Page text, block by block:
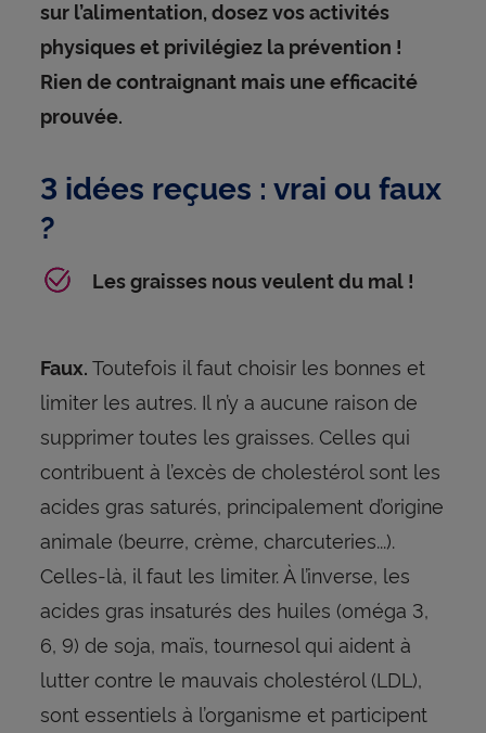
sur l’alimentation, dosez vos activités
physiques et privilégiez la prévention !
Rien de contraignant mais une efficacité
prouvée.
3 idées reçues : vrai ou faux
?
Les graisses nous veulent du mal !
Faux. Toutefois il faut choisir les bonnes et
limiter les autres. Il n’y a aucune raison de
supprimer toutes les graisses. Celles qui
contribuent à l’excès de cholestérol sont les
acides gras saturés, principalement d’origine
animale (beurre, crème, charcuteries...).
Celles-là, il faut les limiter. À l’inverse, les
acides gras insaturés des huiles (oméga 3,
6, 9) de soja, maïs, tournesol qui aident à
lutter contre le mauvais cholestérol (LDL),
sont essentiels à l’organisme et participent